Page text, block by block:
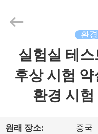
Equipment
Reserved.
Developed
환
실험실 테스
후상 시험 약
환경 시험
원래 장소: 중국